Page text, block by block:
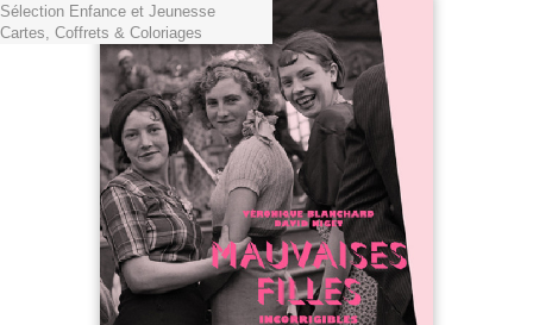
Sélection Enfance et Jeunesse
Cartes, Coffrets & Coloriages